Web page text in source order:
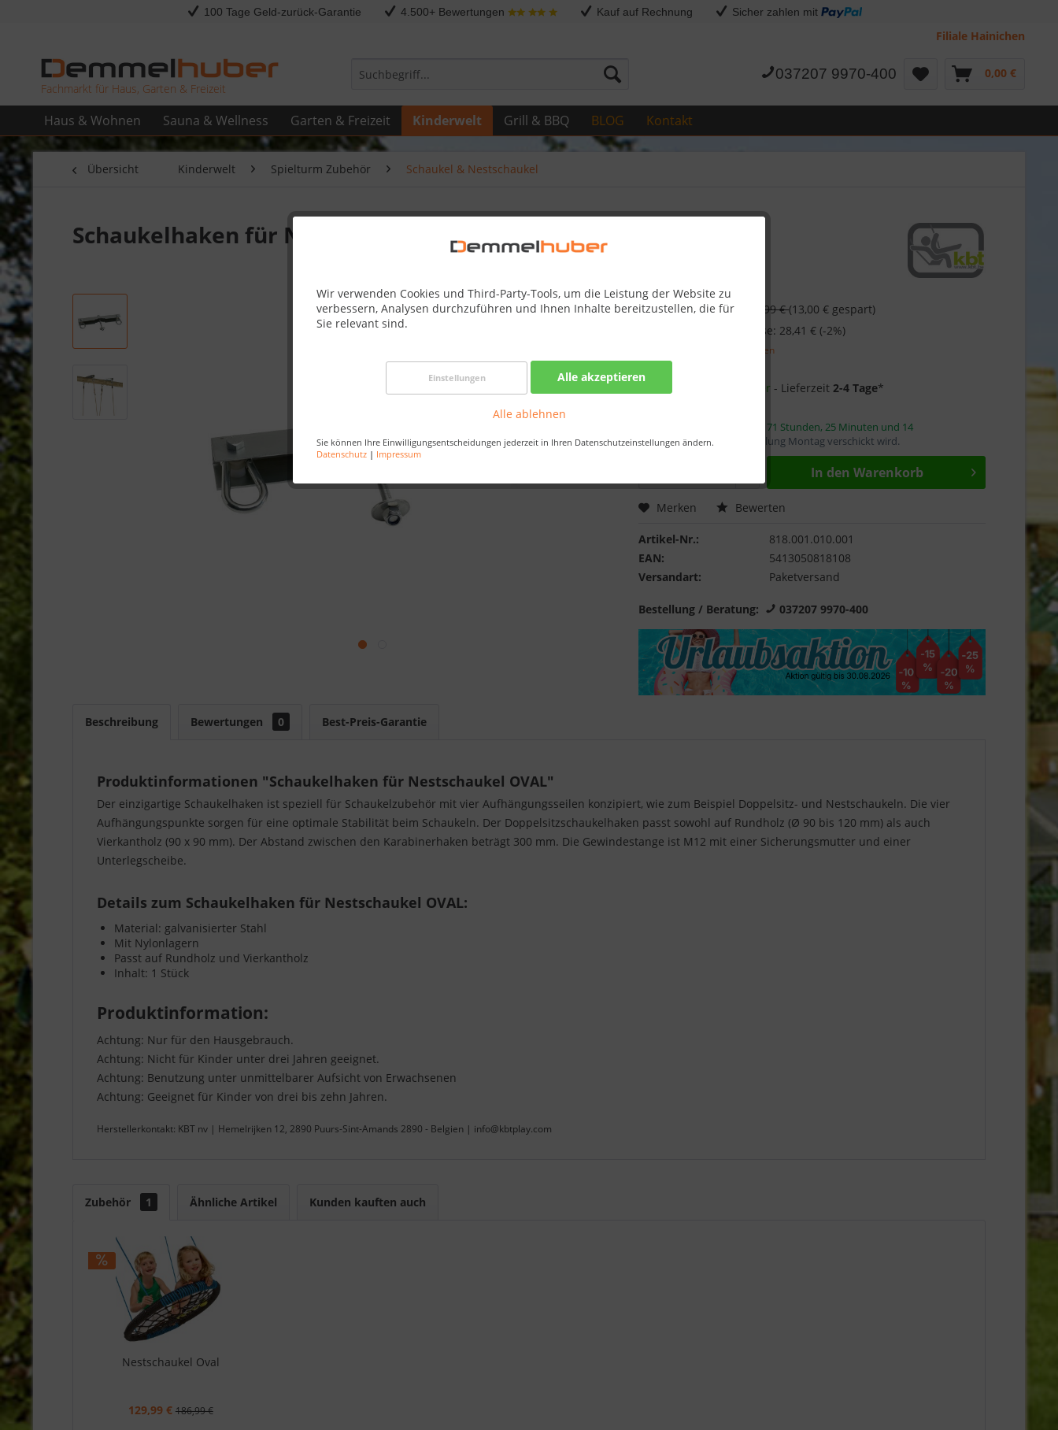
100 Tage Geld-zurück-Garantie 4.500+ Bewertungen Kauf auf Rechnung Sicher zahlen mit
Filiale Hainichen
Fachmarkt für Haus, Garten & Freizeit
037207 9970-400 0,00 €
Haus & Wohnen Sauna & Wellness Garten & Freizeit Kinderwelt Grill & BBQ BLOG Kontakt
Wir verwenden Cookies und Third-Party-Tools, um die Leistung der Website zu
verbessern, Analysen durchzuführen und Ihnen Inhalte bereitzustellen, die für
Sie relevant sind.
Einstellungen Alle akzeptieren
Alle ablehnen
Sie können Ihre Einwilligungsentscheidungen jederzeit in Ihren Datenschutzeinstellungen ändern.
Datenschutz | Impressum
Übersicht Kinderwelt Spielturm Zubehör Schaukel & Nestschaukel
Schaukelhaken für Nestschaukel OVAL
28,99 € 41,99 €(13,00 € gespart)
Skonto-Preis bei Vorkasse: 28,41 € (-2%)
zzgl. Versandkosten
Nur noch 11 auf Lager - Lieferzeit2-4 Tage*
71 Stunden, 25 Minuten und 14
Sekunden, damit die Bestellung Montag verschickt wird.
In den Warenkorb
Merken Bewerten
Artikel-Nr.:
818.001.010.001
EAN:
5413050818108
Versandart:
Paketversand
Bestellung / Beratung: 037207 9970-400
Beschreibung Bewertungen 0 Best-Preis-Garantie
Produktinformationen "Schaukelhaken für Nestschaukel OVAL"
Der einzigartige Schaukelhaken ist speziell für Schaukelzubehör mit vier Aufhängungsseilen konzipiert, wie zum Beispiel Doppelsitz- und Nestschaukeln. Die vier
Aufhängungspunkte sorgen für eine optimale Stabilität beim Schaukeln. Der Doppelsitzschaukelhaken passt sowohl auf Rundholz (Ø 90 bis 120 mm) als auch
Vierkantholz (90 x 90 mm). Der Abstand zwischen den Karabinerhaken beträgt 300 mm. Die Gewindestange ist M12 mit einer Sicherungsmutter und einer
Unterlegscheibe.
Details zum Schaukelhaken für Nestschaukel OVAL:
Material: galvanisierter Stahl
Mit Nylonlagern
Passt auf Rundholz und Vierkantholz
Inhalt: 1 Stück
Produktinformation:
Achtung: Nur für den Hausgebrauch.
Achtung: Nicht für Kinder unter drei Jahren geeignet.
Achtung: Benutzung unter unmittelbarer Aufsicht von Erwachsenen
Achtung: Geeignet für Kinder von drei bis zehn Jahren.
Herstellerkontakt: KBT nv | Hemelrijken 12, 2890 Puurs-Sint-Amands 2890 - Belgien | info@kbtplay.com
Zubehör 1 Ähnliche Artikel Kunden kauften auch
Nestschaukel Oval
129,99 € 186,99 €